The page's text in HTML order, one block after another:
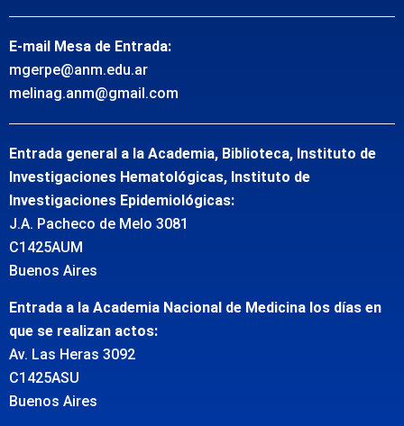
E-mail Mesa de Entrada:
mgerpe@anm.edu.ar
melinag.anm@gmail.com
Entrada general a la Academia, Biblioteca, Instituto de
Investigaciones Hematológicas, Instituto de
Investigaciones Epidemiológicas:
J.A. Pacheco de Melo 3081
C1425AUM
Buenos Aires
Entrada a la Academia Nacional de Medicina los días en
que se realizan actos:
Av. Las Heras 3092
C1425ASU
Buenos Aires